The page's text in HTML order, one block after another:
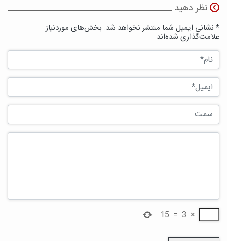
نظر دهید
* نشانی ایمیل شما منتشر نخواهد شد. بخش‌های موردنیاز
علامت‌گذاری شده‌اند
×
3
=
15